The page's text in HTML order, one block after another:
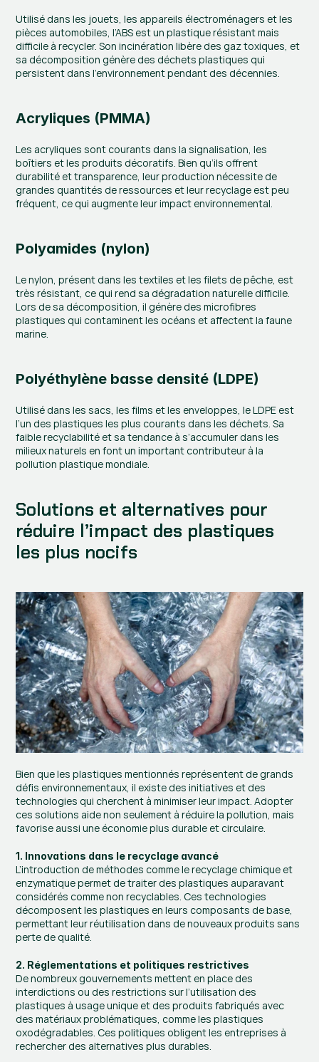
Utilisé dans les jouets, les appareils électroménagers et les
pièces automobiles, l’ABS est un plastique résistant mais
difficile à recycler. Son incinération libère des gaz toxiques, et
sa décomposition génère des déchets plastiques qui
persistent dans l’environnement pendant des décennies.
Acryliques (PMMA)
Les acryliques sont courants dans la signalisation, les
boîtiers et les produits décoratifs. Bien qu’ils offrent
durabilité et transparence, leur production nécessite de
grandes quantités de ressources et leur recyclage est peu
fréquent, ce qui augmente leur impact environnemental.
Polyamides (nylon)
Le nylon, présent dans les textiles et les filets de pêche, est
très résistant, ce qui rend sa dégradation naturelle difficile.
Lors de sa décomposition, il génère des microfibres
plastiques qui contaminent les océans et affectent la faune
marine.
Polyéthylène basse densité (LDPE)
Utilisé dans les sacs, les films et les enveloppes, le LDPE est
l’un des plastiques les plus courants dans les déchets. Sa
faible recyclabilité et sa tendance à s’accumuler dans les
milieux naturels en font un important contributeur à la
pollution plastique mondiale.
Solutions et alternatives pour
réduire l’impact des plastiques
les plus nocifs
Bien que les plastiques mentionnés représentent de grands
défis environnementaux, il existe des initiatives et des
technologies qui cherchent à minimiser leur impact. Adopter
ces solutions aide non seulement à réduire la pollution, mais
favorise aussi une économie plus durable et circulaire.
1. Innovations dans le recyclage avancé
L’introduction de méthodes comme le recyclage chimique et
enzymatique permet de traiter des plastiques auparavant
considérés comme non recyclables. Ces technologies
décomposent les plastiques en leurs composants de base,
permettant leur réutilisation dans de nouveaux produits sans
perte de qualité.
2. Réglementations et politiques restrictives
De nombreux gouvernements mettent en place des
interdictions ou des restrictions sur l’utilisation des
plastiques à usage unique et des produits fabriqués avec
des matériaux problématiques, comme les plastiques
oxodégradables. Ces politiques obligent les entreprises à
rechercher des alternatives plus durables.